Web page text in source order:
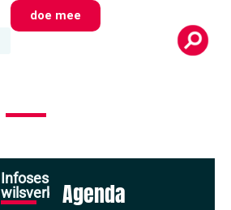
doe mee
Infosessie
wilsverklaringen
Agenda